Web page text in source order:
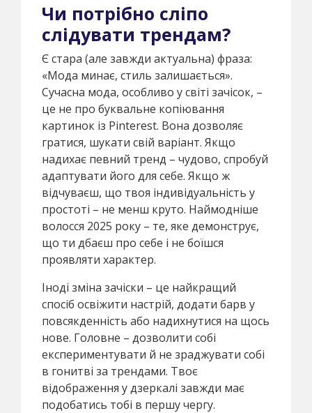
Чи потрібно сліпо
слідувати трендам?
Є стара (але завжди актуальна) фраза:
«Мода минає, стиль залишається».
Сучасна мода, особливо у світі зачісок, –
це не про буквальне копіювання
картинок із Pinterest. Вона дозволяє
гратися, шукати свій варіант. Якщо
надихає певний тренд – чудово, спробуй
адаптувати його для себе. Якщо ж
відчуваєш, що твоя індивідуальність у
простоті – не менш круто. Наймодніше
волосся 2025 року – те, яке демонструє,
що ти дбаєш про себе і не боїшся
проявляти характер.
Іноді зміна зачіски – це найкращий
спосіб освіжити настрій, додати барв у
повсякденність або надихнутися на щось
нове. Головне – дозволити собі
експериментувати й не зраджувати собі
в гонитві за трендами. Твоє
відображення у дзеркалі завжди має
подобатись тобі в першу чергу.